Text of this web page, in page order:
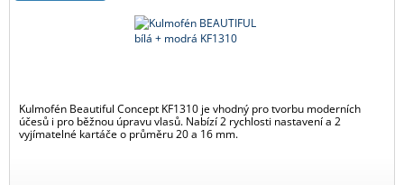
Kulmofén Beautiful Concept KF1310 je vhodný pro tvorbu moderních
účesů i pro běžnou úpravu vlasů. Nabízí 2 rychlosti nastavení a 2
vyjímatelné kartáče o průměru 20 a 16 mm.